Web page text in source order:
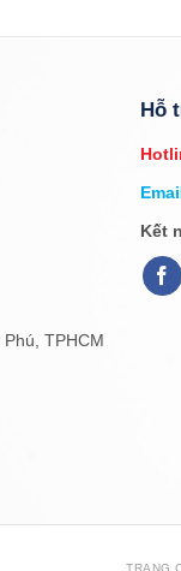
TPHCM
Hỗ
Kết
TRANG